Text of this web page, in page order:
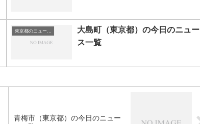
東京都のニュース一覧
大島町（東京都）の今日のニュー
ス一覧
青梅市（東京都）の今日のニュー